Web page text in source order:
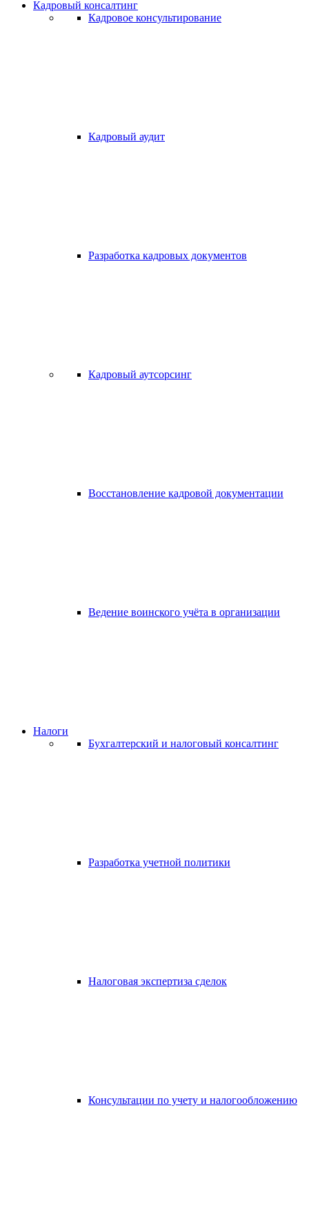
Кадровый консалтинг
Кадровое консультирование
Кадровый аудит
Разработка кадровых документов
Кадровый аутсорсинг
Восстановление кадровой документации
Ведение воинского учёта в организации
Налоги
Бухгалтерский и налоговый консалтинг
Разработка учетной политики
Налоговая экспертиза сделок
Консультации по учету и налогообложению